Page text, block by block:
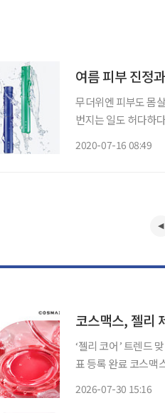
여름 피부 진정
무더위엔 피부도 몸
번지는 일도 허다하
2020-07-16 08:49
코스맥스, 젤리
‘젤리 코어’ 트렌드
표 등록 완료 코스맥스가 젤리 제형 제품군과 지속력을 강화한 립 기술을 내세워 여름 시장에
2026-07-30 15:16